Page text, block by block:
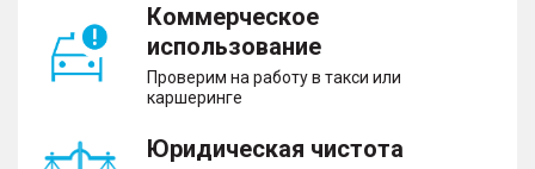
Коммерческое
использование
Проверим на работу в такси или
каршеринге
Юридическая чистота